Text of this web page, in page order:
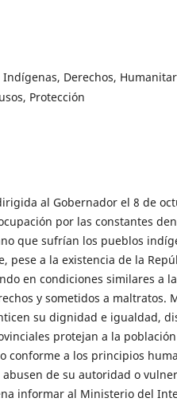
Indígenas, Derechos,
Protección
al Gobernador el 8 de
por las constantes
que sufrían los pueblos
pese a la existencia de la
en condiciones similares a
y sometidos a maltratos.
su dignidad e igualdad,
protejan a la
conforme a los principios
de su autoridad o
informar al Ministerio del